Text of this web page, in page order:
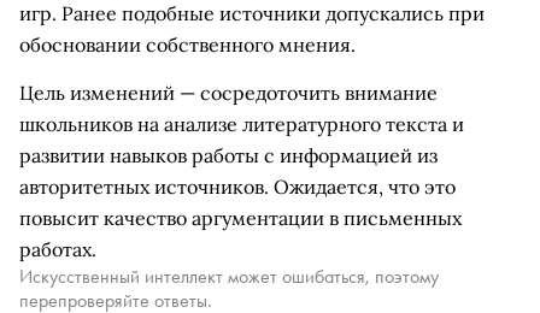
игр. Ранее подобные источники допускались при
обосновании собственного мнения.
Цель изменений — сосредоточить внимание
школьников на анализе литературного текста и
развитии навыков работы с информацией из
авторитетных источников. Ожидается, что это
повысит качество аргументации в письменных
работах.
Искусственный интеллект может ошибаться, поэтому
перепроверяйте ответы.